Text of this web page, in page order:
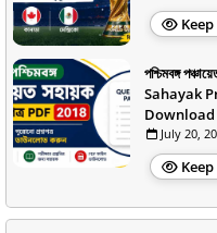
পশ্চিমবঙ্গ
Sahayak
Download
July 20,